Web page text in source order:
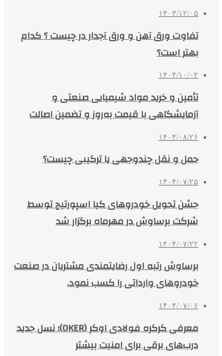
۱۴۰۳/۱۲/۰۵
تفاوت ورق آهن و ورق آجدار در چیست ؟ کدام
بهتر است؟
۱۴۰۴/۱۰/۰۲
تأمین و خرید مواد شیمیایی صنعتی و
آزمایشگاهی با قیمت به‌روز و تضمین اصالت
۱۴۰۴/۰۸/۲۶
حمل و نقل چندوجهی یا ترکیبی چیست؟
۱۴۰۴/۰۷/۲۵
جشن تحویل خودروهای کیا اسپورتیج توسط
شرکت برساوش در مهرماه برگزار شد
۱۴۰۴/۰۷/۲۲
برساوش رتبه اول رضایتمندی مشتریان در صنعت
خودروهای وارداتی را کسب نمود.
۱۴۰۴/۰۷/۰۶
معرفی کرکره فولادی اوکر (OKER)؛ نسل جدید
درب‌های برقی برای امنیت بیشتر